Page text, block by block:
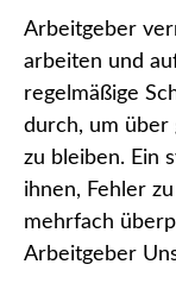
Arbeitgeber
arbeiten und
regelmäßige
durch, um über
zu bleiben. Ein
ihnen, Fehler
mehrfach
Arbeitgeber